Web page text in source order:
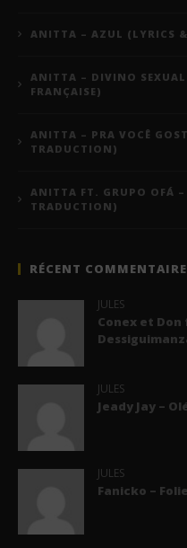
ANITTA – AZUL (LYRICS
ANITTA – DIVINO
FRANÇAISE)
ANITTA – PRA VOCÊ
TRADUCTION)
ANITTA FT. GRUPO OFÁ
TRADUCTION)
RÉCENT
JULES
Conex et Don
JULES
Jeady Jay –
JULES
Fanicko –